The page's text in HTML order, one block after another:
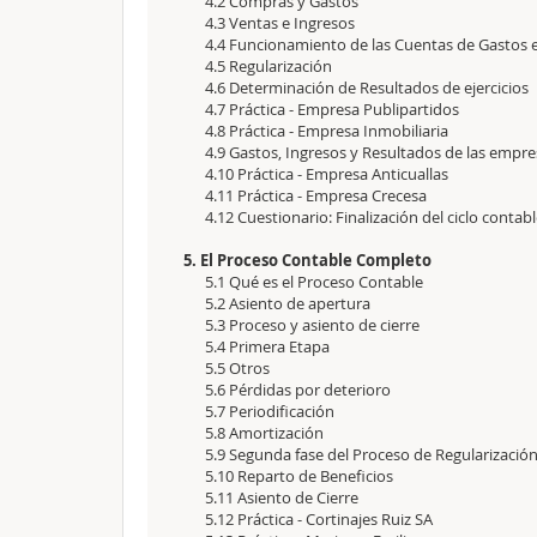
4.3 Ventas e Ingresos
4.4 Funcionamiento de las Cuentas de Gastos
4.5 Regularización
4.6 Determinación de Resultados de ejercicios
4.7 Práctica - Empresa Publipartidos
4.8 Práctica - Empresa Inmobiliaria
4.9 Gastos, Ingresos y Resultados de las
4.10 Práctica - Empresa Anticuallas
4.11 Práctica - Empresa Crecesa
4.12 Cuestionario: Finalización del ciclo
5. El Proceso Contable Completo
5.1 Qué es el Proceso Contable
5.2 Asiento de apertura
5.3 Proceso y asiento de cierre
5.4 Primera Etapa
5.5 Otros
5.6 Pérdidas por deterioro
5.7 Periodificación
5.8 Amortización
5.9 Segunda fase del Proceso de Regularización
5.10 Reparto de Beneficios
5.11 Asiento de Cierre
5.12 Práctica - Cortinajes Ruiz SA